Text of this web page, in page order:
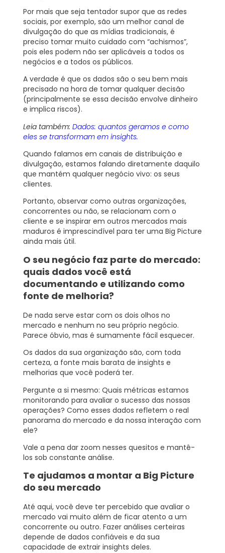
Por mais que seja tentador supor que as redes
sociais, por exemplo, são um melhor canal de
divulgação do que as mídias tradicionais, é
preciso tomar muito cuidado com “achismos”,
pois eles podem não ser aplicáveis a todos os
negócios e a todos os públicos.
A verdade é que os dados são o seu bem mais
precisado na hora de tomar qualquer decisão
(principalmente se essa decisão envolve dinheiro
e implica riscos).
Leia também: Dados: quantos geramos e como
eles se transformam em insights.
Quando falamos em canais de distribuição e
divulgação, estamos falando diretamente daquilo
que mantém qualquer negócio vivo: os seus
clientes.
Portanto, observar como outras organizações,
concorrentes ou não, se relacionam com o
cliente e se inspirar em outros mercados mais
maduros é imprescindível para ter uma Big Picture
ainda mais útil.
O seu negócio faz parte do mercado:
quais dados você está
documentando e utilizando como
fonte de melhoria?
De nada serve estar com os dois olhos no
mercado e nenhum no seu próprio negócio.
Parece óbvio, mas é sumamente fácil esquecer.
Os dados da sua organização são, com toda
certeza, a fonte mais barata de insights e
melhorias que você poderá ter.
Pergunte a si mesmo: Quais métricas estamos
monitorando para avaliar o sucesso das nossas
operações? Como esses dados refletem o real
panorama do mercado e da nossa interação com
ele?
Vale a pena dar zoom nesses quesitos e mantê-
los sob constante análise.
Te ajudamos a montar a Big Picture
do seu mercado
Até aqui, você deve ter percebido que avaliar o
mercado vai muito além de ficar atento a um
concorrente ou outro. Fazer análises certeiras
depende de dados confiáveis e da sua
capacidade de extrair insights deles.